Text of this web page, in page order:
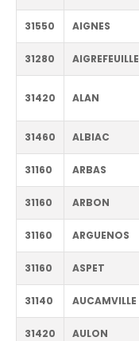
31550 AIGNES
31280 AIGREFEUILLE
31420 ALAN
31460 ALBIAC
31160 ARBAS
31160 ARBON
31160 ARGUENOS
31160 ASPET
31140 AUCAMVILLE
31420 AULON